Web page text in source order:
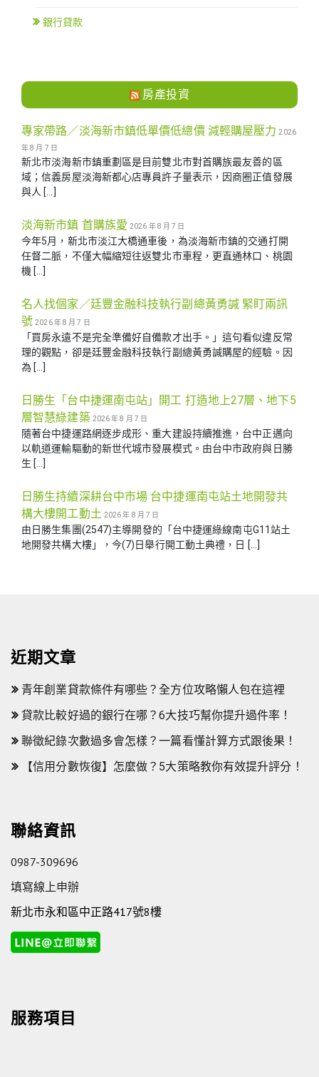
銀行貸款
房產投資
專家帶路／淡海新市鎮低單價低總價 減輕購屋壓力 2026
年 8 月 7 日
新北市淡海新市鎮重劃區是目前雙北市對首購族最友善的區
域；信義房屋淡海新都心店專員許子量表示，因商圈正值發展
與人 […]
淡海新市鎮 首購族愛 2026 年 8 月 7 日
今年5月，新北市淡江大橋通車後，為淡海新市鎮的交通打開
任督二脈，不僅大幅縮短往返雙北市車程，更直通林口、桃園
機 […]
名人找個家／廷豐金融科技執行副總黃勇諴 緊盯兩訊
號 2026 年 8 月 7 日
「買房永遠不是完全準備好自備款才出手。」這句看似違反常
理的觀點，卻是廷豐金融科技執行副總黃勇諴購屋的經驗。因
為 […]
日勝生「台中捷運南屯站」開工 打造地上27層、地下5
層智慧綠建築 2026 年 8 月 7 日
隨著台中捷運路網逐步成形、重大建設持續推進，台中正邁向
以軌道運輸驅動的新世代城市發展模式。由台中市政府與日勝
生 […]
日勝生持續深耕台中市場 台中捷運南屯站土地開發共
構大樓開工動土 2026 年 8 月 7 日
由日勝生集團(2547)主導開發的「台中捷運綠線南屯G11站土
地開發共構大樓」，今(7)日舉行開工動土典禮，日 […]
近期文章
青年創業貸款條件有哪些？全方位攻略懶人包在這裡
貸款比較好過的銀行在哪？6大技巧幫你提升過件率！
聯徵紀錄次數過多會怎樣？一篇看懂計算方式跟後果！
【信用分數恢復】怎麼做？5大策略教你有效提升評分！
聯絡資訊
0987-309696
填寫線上申辦
新北市永和區中正路417號8樓
服務項目